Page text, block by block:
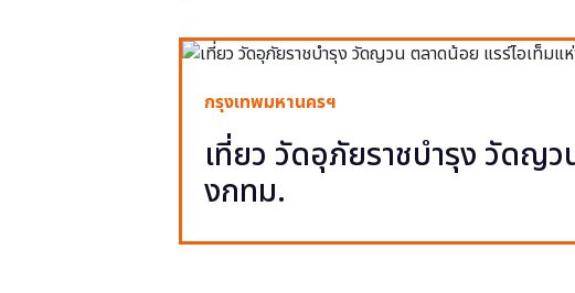
กรุงเทพมหานครฯ
เที่ยว วัดอุภัยราชบำรุง วัดญ
งกทม.